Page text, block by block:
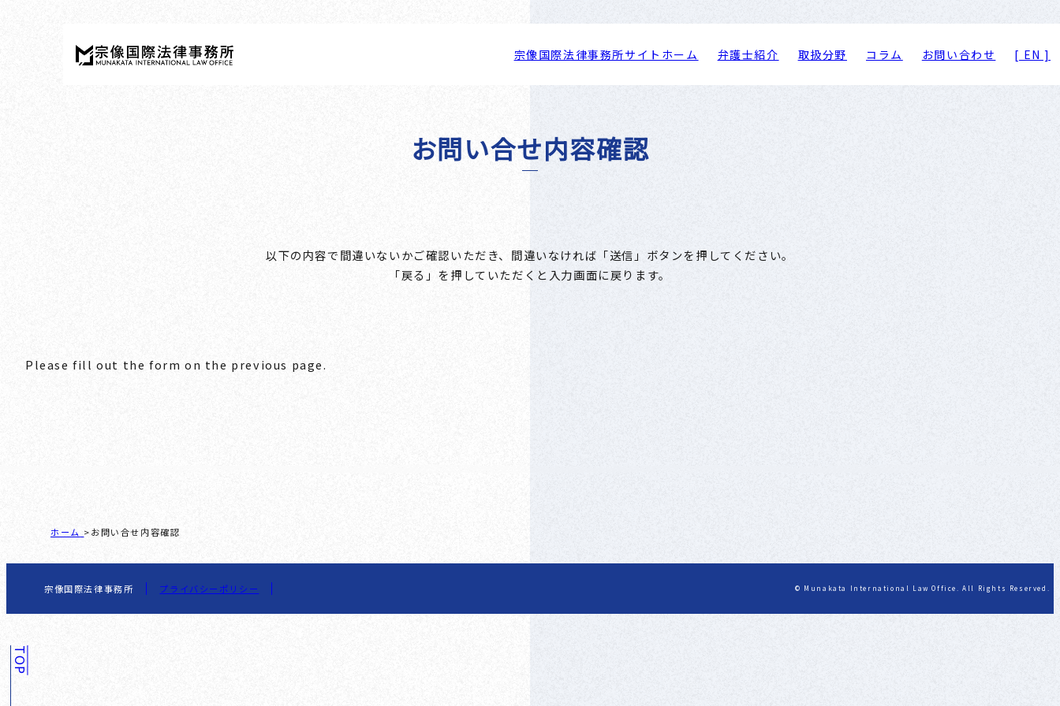
宗像国際法律事務所サイトホーム 弁護士紹介 取扱分野 コラム お問い合わせ [ EN ]
お問い合せ内容確認
以下の内容で間違いないかご確認いただき、間違いなければ「送信」ボタンを押してください。
「戻る」を押していただくと入力画面に戻ります。
Please fill out the form on the previous page.
TOP
ホーム お問い合せ内容確認
宗像国際法律事務所 プライバシーポリシー © Munakata International Law Office. All Rights Reserved.